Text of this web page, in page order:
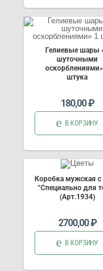
Гелиевые шары
шуточными
оскорблениями»
штука
180,00₽
В КОРЗИНУ
Коробка мужская с
“Специально для
(Арт.1934)
2700,00₽
В КОРЗИНУ